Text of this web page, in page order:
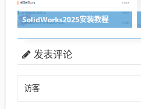
SolidWorks2025安装教程
发表评论